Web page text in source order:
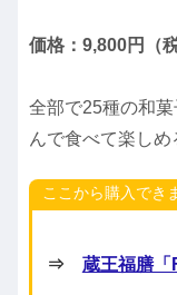
価格：9,800円（
全部で25種の和
んで食べて楽しめ
ここから購入でき
⇒ 蔵王福膳「